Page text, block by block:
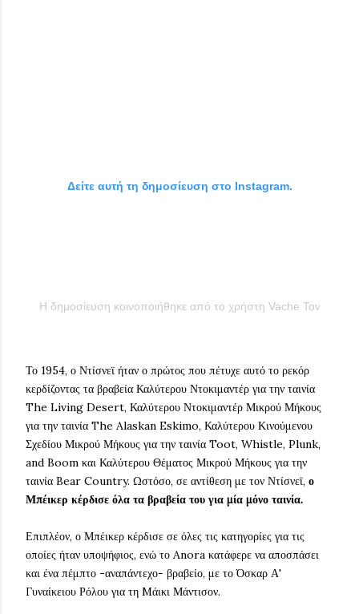
Δείτε αυτή τη δημοσίευση στο Instagram.
Η δημοσίευση κοινοποιήθηκε από το χρήστη Vache
Το 1954, ο Ντίσνεϊ ήταν ο πρώτος που πέτυχε αυτό το ρεκόρ
κερδίζοντας τα βραβεία Καλύτερου Ντοκιμαντέρ για την ταινία
The Living Desert, Καλύτερου Ντοκιμαντέρ Μικρού Μήκους
για την ταινία The Alaskan Eskimo, Καλύτερου Κινούμενου
Σχεδίου Μικρού Μήκους για την ταινία Toot, Whistle, Plunk,
and Boom και Καλύτερου Θέματος Μικρού Μήκους για την
ταινία Bear Country. Ωστόσο, σε αντίθεση με τον Ντίσνεϊ, ο
Μπέικερ κέρδισε όλα τα βραβεία του για μία μόνο ταινία.
Επιπλέον, ο Μπέικερ κέρδισε σε όλες τις κατηγορίες για τις
οποίες ήταν υποψήφιος, ενώ το Anora κατάφερε να αποσπάσει
και ένα πέμπτο -αναπάντεχο- βραβείο, με το Όσκαρ Α'
Γυναίκειου Ρόλου για τη Mάικι Μάντισον.